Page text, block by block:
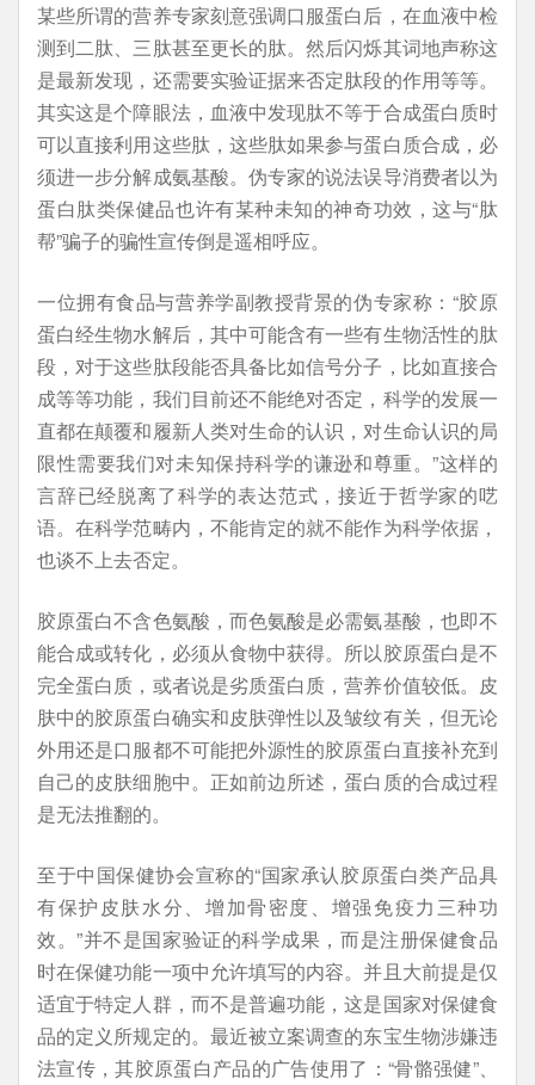
某些所谓的营养专家刻意强调口服蛋白后，在血液中检
测到二肽、三肽甚至更长的肽。然后闪烁其词地声称这
是最新发现，还需要实验证据来否定肽段的作用等等。
其实这是个障眼法，血液中发现肽不等于合成蛋白质时
可以直接利用这些肽，这些肽如果参与蛋白质合成，必
须进一步分解成氨基酸。伪专家的说法误导消费者以为
蛋白肽类保健品也许有某种未知的神奇功效，这与“肽
帮”骗子的骗性宣传倒是遥相呼应。
一位拥有食品与营养学副教授背景的伪专家称：“胶原
蛋白经生物水解后，其中可能含有一些有生物活性的肽
段，对于这些肽段能否具备比如信号分子，比如直接合
成等等功能，我们目前还不能绝对否定，科学的发展一
直都在颠覆和履新人类对生命的认识，对生命认识的局
限性需要我们对未知保持科学的谦逊和尊重。”这样的
言辞已经脱离了科学的表达范式，接近于哲学家的呓
语。在科学范畴内，不能肯定的就不能作为科学依据，
也谈不上去否定。
胶原蛋白不含色氨酸，而色氨酸是必需氨基酸，也即不
能合成或转化，必须从食物中获得。所以胶原蛋白是不
完全蛋白质，或者说是劣质蛋白质，营养价值较低。皮
肤中的胶原蛋白确实和皮肤弹性以及皱纹有关，但无论
外用还是口服都不可能把外源性的胶原蛋白直接补充到
自己的皮肤细胞中。正如前边所述，蛋白质的合成过程
是无法推翻的。
至于中国保健协会宣称的“国家承认胶原蛋白类产品具
有保护皮肤水分、增加骨密度、增强免疫力三种功
效。”并不是国家验证的科学成果，而是注册保健食品
时在保健功能一项中允许填写的内容。并且大前提是仅
适宜于特定人群，而不是普遍功能，这是国家对保健食
品的定义所规定的。最近被立案调查的东宝生物涉嫌违
法宣传，其胶原蛋白产品的广告使用了：“骨骼强健”、